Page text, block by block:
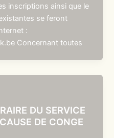
inscriptions ainsi que le
se feront
:
Concernant toutes
DU SERVICE
DE CONGE